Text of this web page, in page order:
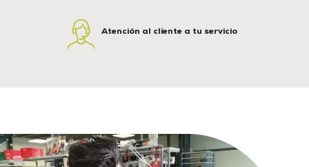
Atención al cliente a tu servicio